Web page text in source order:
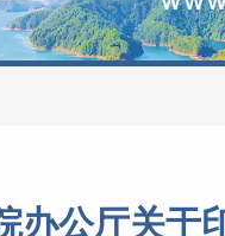
办公厅关于